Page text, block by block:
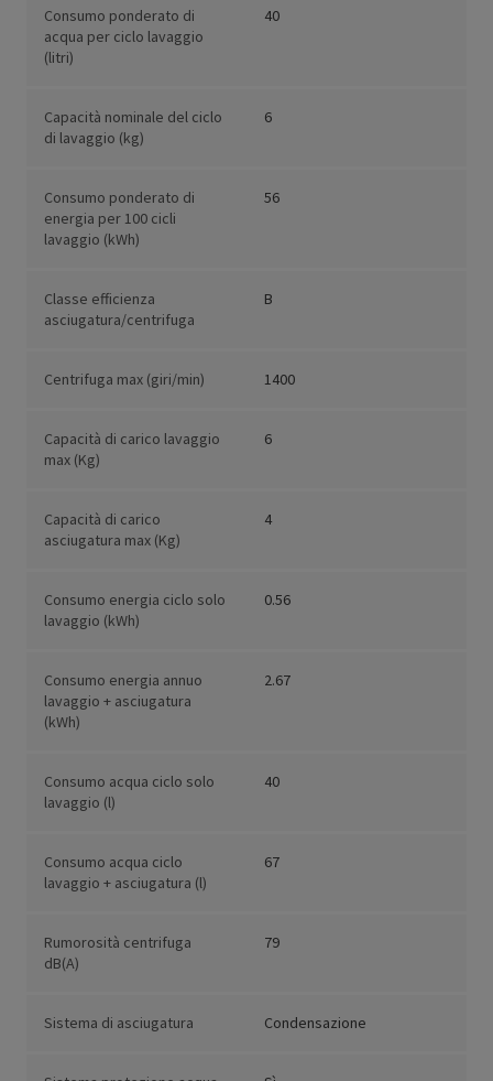
Consumo ponderato di
acqua per ciclo lavaggio
(litri)
40
Capacità nominale del ciclo
di lavaggio (kg)
6
Consumo ponderato di
energia per 100 cicli
lavaggio (kWh)
56
Classe efficienza
asciugatura/centrifuga
B
Centrifuga max (giri/min) 1400
Capacità di carico lavaggio
max (Kg)
6
Capacità di carico
asciugatura max (Kg)
4
Consumo energia ciclo solo
lavaggio (kWh)
0.56
Consumo energia annuo
lavaggio + asciugatura
(kWh)
2.67
Consumo acqua ciclo solo
lavaggio (l)
40
Consumo acqua ciclo
lavaggio + asciugatura (l)
67
Rumorosità centrifuga
dB(A)
79
Sistema di asciugatura Condensazione